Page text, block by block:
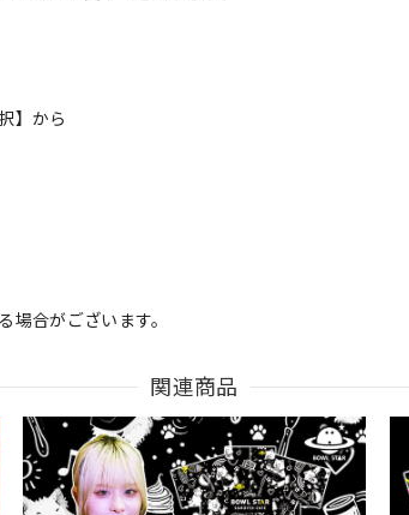
】から
合がございます。
関連商品